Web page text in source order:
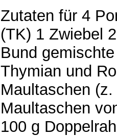
Zutaten für 4
(TK) 1 Zwiebel
Bund
Thymian und
Maultaschen
Maultaschen
100 g